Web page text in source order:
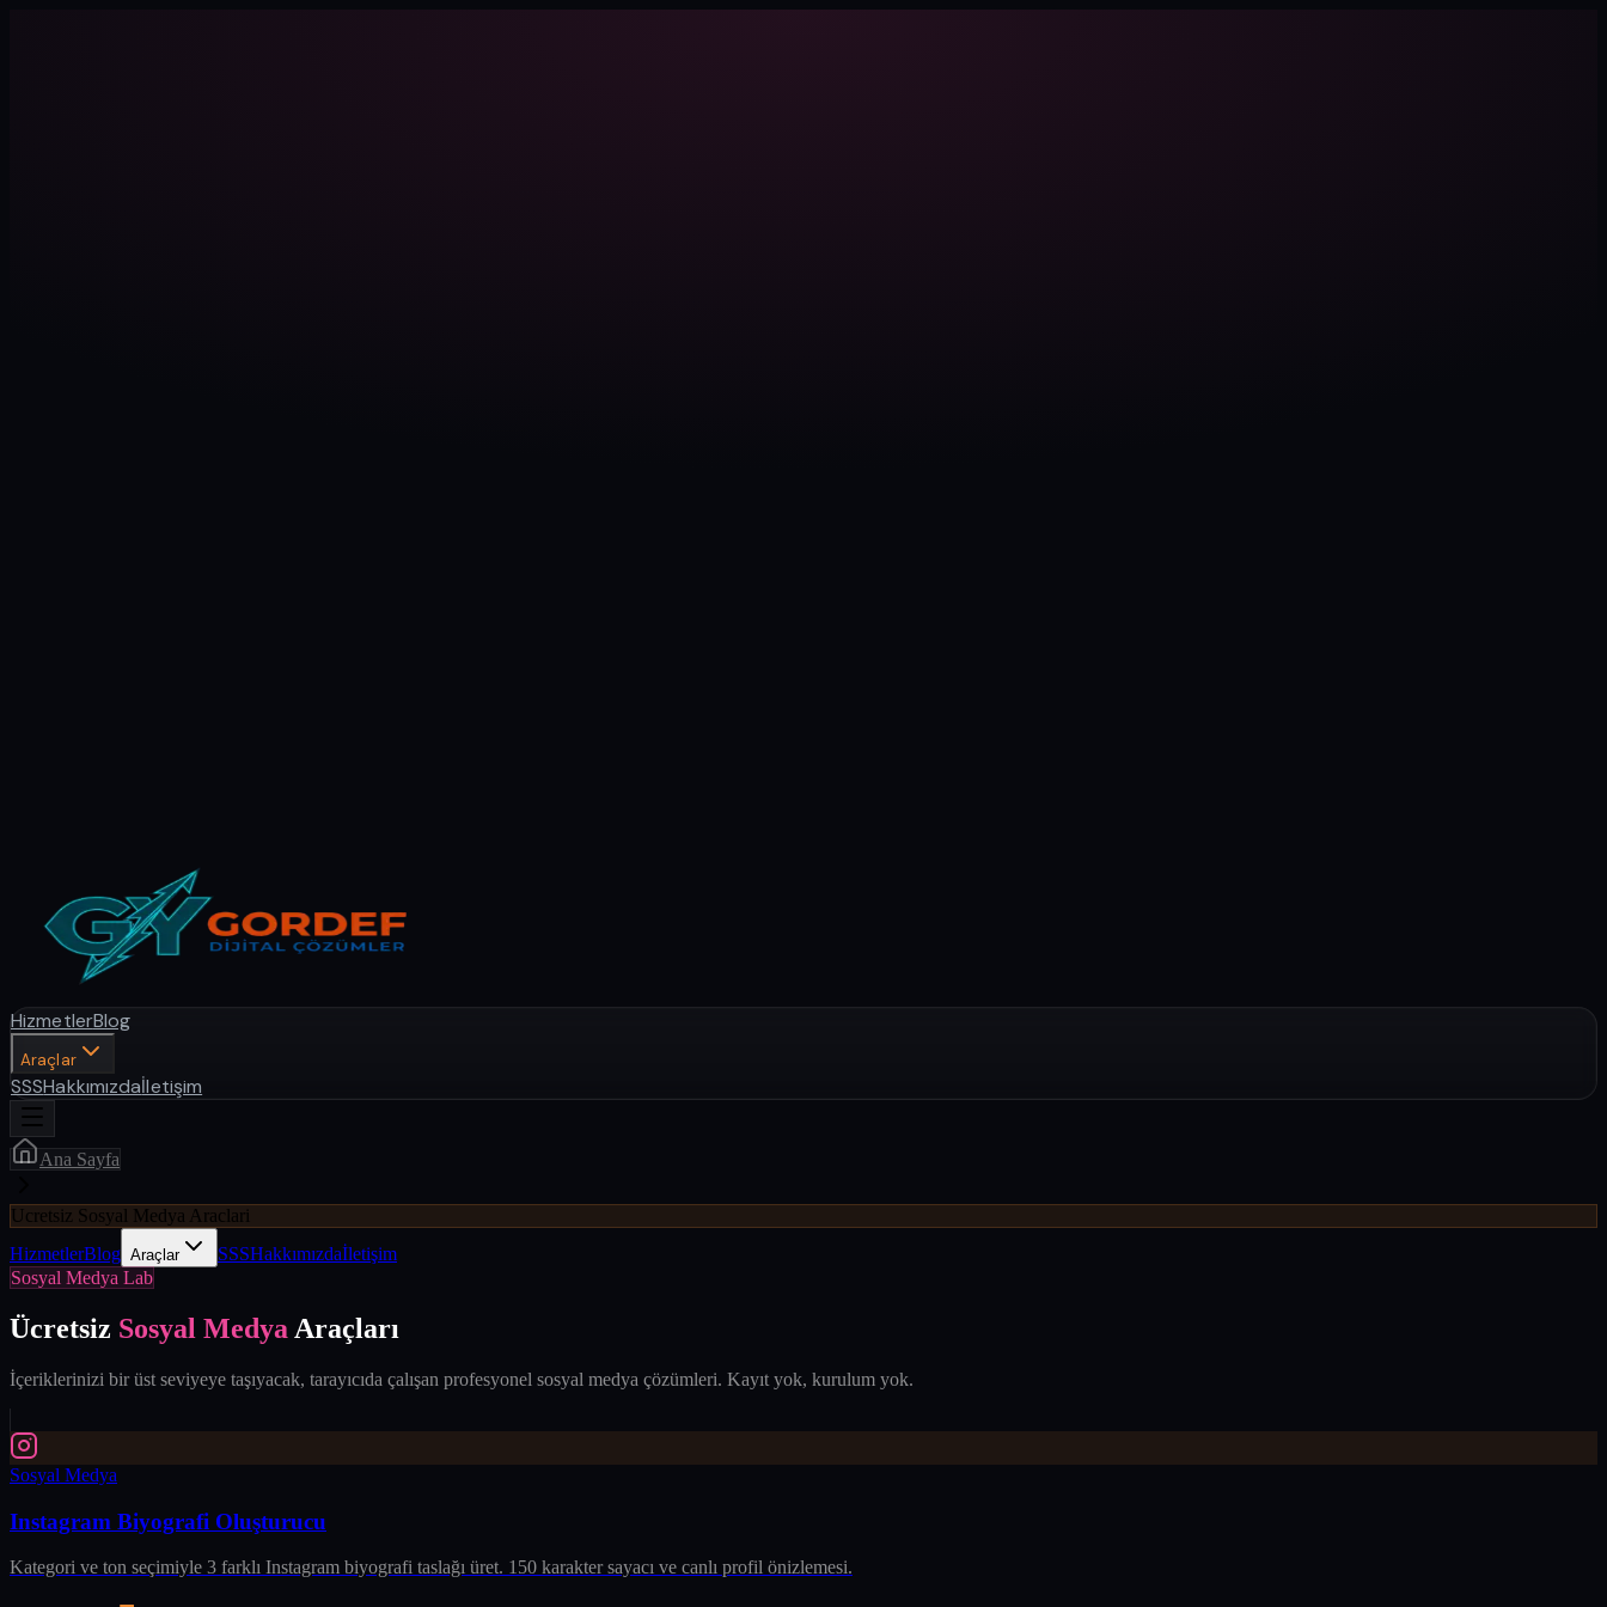
HizmetlerBlog
Araçlar
SSSHakkımızdaİletişim
Ana Sayfa
Ucretsiz Sosyal Medya Araclari
HizmetlerBlog Araçlar SSSHakkımızdaİletişim
Sosyal Medya Lab
Ücretsiz Sosyal Medya Araçları
İçeriklerinizi bir üst seviyeye taşıyacak, tarayıcıda çalışan profesyonel sosyal medya çözümleri. Kayıt yok, kurulum yok.
Sosyal Medya
Instagram Biyografi Oluşturucu
Kategori ve ton seçimiyle 3 farklı Instagram biyografi taslağı üret. 150 karakter sayacı ve canlı profil önizlemesi.